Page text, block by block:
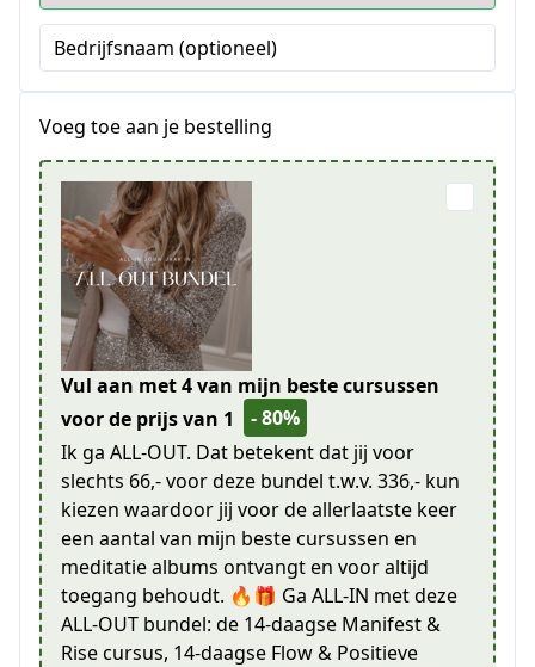
Bedrijfsnaam (optioneel)
Voeg toe aan je bestelling
Vul aan met 4 van mijn beste cursussen
voor de prijs van 1
- 80%
Ik ga ALL-OUT. Dat betekent dat jij voor
slechts 66,- voor deze bundel t.w.v. 336,- kun
kiezen waardoor jij voor de allerlaatste keer
een aantal van mijn beste cursussen en
meditatie albums ontvangt en voor altijd
toegang behoudt. 🔥🎁 Ga ALL-IN met deze
ALL-OUT bundel: de 14-daagse Manifest &
Rise cursus, 14-daagse Flow & Positieve